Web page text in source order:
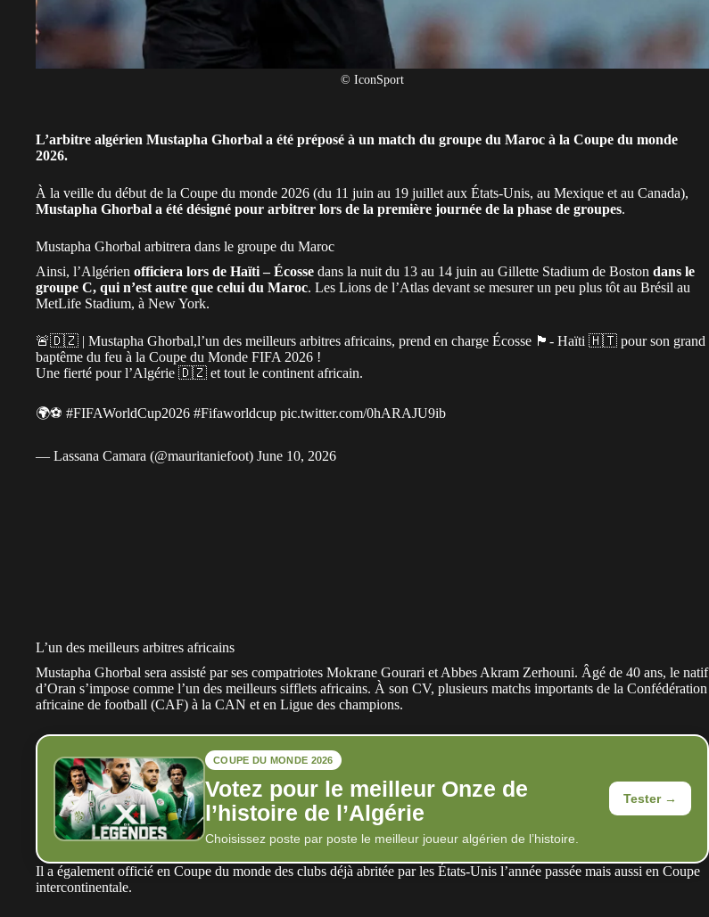
© IconSport
L’arbitre algérien Mustapha Ghorbal a été préposé à un match du groupe du Maroc à la Coupe du monde
2026.
À la veille du début de la Coupe du monde 2026 (du 11 juin au 19 juillet aux États-Unis, au Mexique et au Canada),
Mustapha Ghorbal a été désigné pour arbitrer lors de la première journée de la phase de groupes.
Mustapha Ghorbal arbitrera dans le groupe du Maroc
Ainsi, l’Algérien officiera lors de Haïti – Écosse dans la nuit du 13 au 14 juin au Gillette Stadium de Boston dans le
groupe C, qui n’est autre que celui du Maroc. Les Lions de l’Atlas devant se mesurer un peu plus tôt au Brésil au
MetLife Stadium, à New York.
🚨🇩🇿 | Mustapha Ghorbal,l’un des meilleurs arbitres africains, prend en charge Écosse 🏴󠁧󠁢󠁳󠁣󠁴󠁿- Haïti 🇭🇹 pour son grand
baptême du feu à la Coupe du Monde FIFA 2026 !
Une fierté pour l’Algérie 🇩🇿 et tout le continent africain.
🌍⚽ #FIFAWorldCup2026 #Fifaworldcup pic.twitter.com/0hARAJU9ib
— Lassana Camara (@mauritaniefoot) June 10, 2026
L’un des meilleurs arbitres africains
Mustapha Ghorbal sera assisté par ses compatriotes Mokrane Gourari et Abbes Akram Zerhouni. Âgé de 40 ans, le natif
d’Oran s’impose comme l’un des meilleurs sifflets africains. À son CV, plusieurs matchs importants de la Confédération
africaine de football (CAF) à la CAN et en Ligue des champions.
COUPE DU MONDE 2026
Votez pour le meilleur Onze de
l’histoire de l’Algérie
Choisissez poste par poste le meilleur joueur algérien de l’histoire.
Tester →
Il a également officié en Coupe du monde des clubs déjà abritée par les États-Unis l’année passée mais aussi en Coupe
intercontinentale.